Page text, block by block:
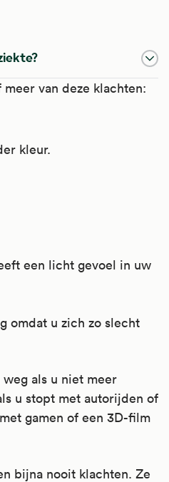
van deze klachten:
kleur.
een licht gevoel in uw
omdat u zich zo slecht
weg als u niet meer
u stopt met autorijden of
gamen of een 3D-film
bijna nooit klachten. Ze